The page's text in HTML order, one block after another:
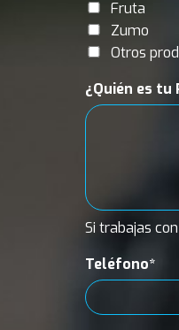
Fruta
Zumo
Otros
¿Quién es
Si trabajas
Teléfono*